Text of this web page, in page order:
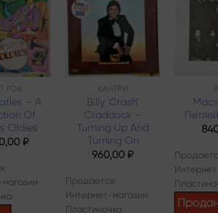
Add to
wishlist
РОК
– A
Of
Oldies
₽
Add to
wishlist
КАНТРИ
Billy ‘Crash’
Craddock –
Turning Up And
Turning On
960,00₽
Продается:
Интернет-магазин
Пластиночка